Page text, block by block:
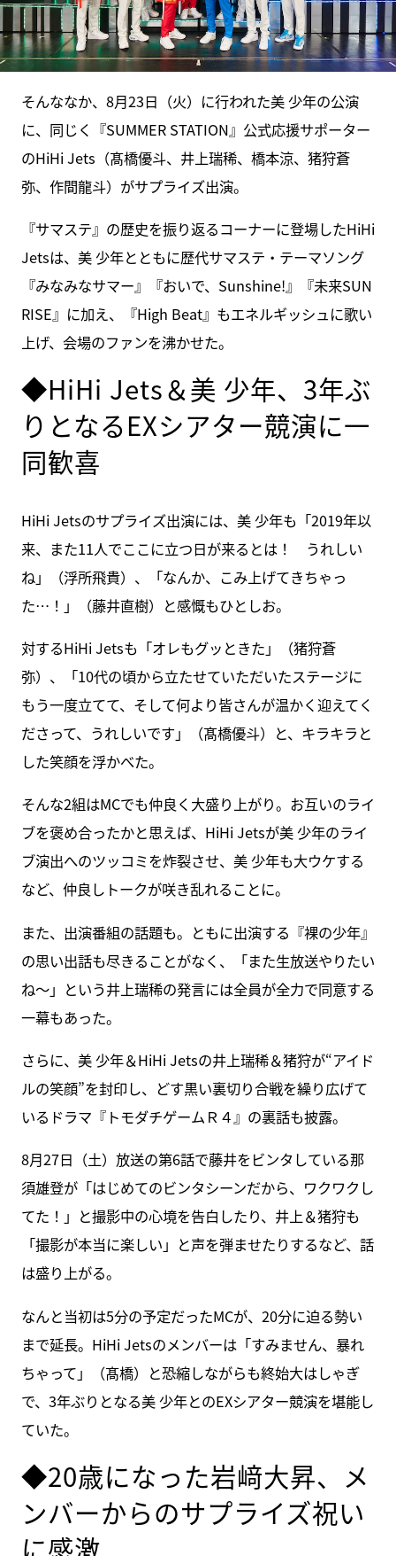
そんななか、8月23日（火）に行われた美 少年の公演
に、同じく『SUMMER STATION』公式応援サポーター
のHiHi Jets（髙橋優斗、井上瑞稀、橋本涼、猪狩蒼
弥、作間龍斗）がサプライズ出演。
『サマステ』の歴史を振り返るコーナーに登場したHiHi
Jetsは、美 少年とともに歴代サマステ・テーマソング
『みなみなサマー』『おいで、Sunshine!』『未来SUN
RISE』に加え、『High Beat』もエネルギッシュに歌い
上げ、会場のファンを沸かせた。
◆HiHi Jets＆美 少年、3年ぶ
りとなるEXシアター競演に一
同歓喜
HiHi Jetsのサプライズ出演には、美 少年も「2019年以
来、また11人でここに立つ日が来るとは！ うれしい
ね」（浮所飛貴）、「なんか、こみ上げてきちゃっ
た…！」（藤井直樹）と感慨もひとしお。
対するHiHi Jetsも「オレもグッときた」（猪狩蒼
弥）、「10代の頃から立たせていただいたステージに
もう一度立てて、そして何より皆さんが温かく迎えてく
ださって、うれしいです」（髙橋優斗）と、キラキラと
した笑顔を浮かべた。
そんな2組はMCでも仲良く大盛り上がり。お互いのライ
ブを褒め合ったかと思えば、HiHi Jetsが美 少年のライ
ブ演出へのツッコミを炸裂させ、美 少年も大ウケする
など、仲良しトークが咲き乱れることに。
また、出演番組の話題も。ともに出演する『裸の少年』
の思い出話も尽きることがなく、「また生放送やりたい
ね～」という井上瑞稀の発言には全員が全力で同意する
一幕もあった。
さらに、美 少年＆HiHi Jetsの井上瑞稀＆猪狩が“アイド
ルの笑顔”を封印し、どす黒い裏切り合戦を繰り広げて
いるドラマ『トモダチゲームＲ４』の裏話も披露。
8月27日（土）放送の第6話で藤井をビンタしている那
須雄登が「はじめてのビンタシーンだから、ワクワクし
てた！」と撮影中の心境を告白したり、井上＆猪狩も
「撮影が本当に楽しい」と声を弾ませたりするなど、話
は盛り上がる。
なんと当初は5分の予定だったMCが、20分に迫る勢い
まで延長。HiHi Jetsのメンバーは「すみません、暴れ
ちゃって」（髙橋）と恐縮しながらも終始大はしゃぎ
で、3年ぶりとなる美 少年とのEXシアター競演を堪能し
ていた。
◆20歳になった岩﨑大昇、メ
ンバーからのサプライズ祝い
に感激